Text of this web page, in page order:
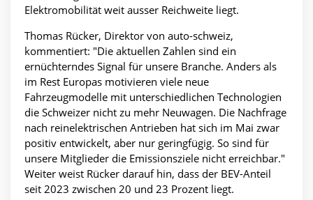
Elektromobilität weit ausser Reichweite liegt.
Thomas Rücker, Direktor von auto-schweiz,
kommentiert: "Die aktuellen Zahlen sind ein
ernüchterndes Signal für unsere Branche. Anders als
im Rest Europas motivieren viele neue
Fahrzeugmodelle mit unterschiedlichen Technologien
die Schweizer nicht zu mehr Neuwagen. Die Nachfrage
nach reinelektrischen Antrieben hat sich im Mai zwar
positiv entwickelt, aber nur geringfügig. So sind für
unsere Mitglieder die Emissionsziele nicht erreichbar."
Weiter weist Rücker darauf hin, dass der BEV-Anteil
seit 2023 zwischen 20 und 23 Prozent liegt.